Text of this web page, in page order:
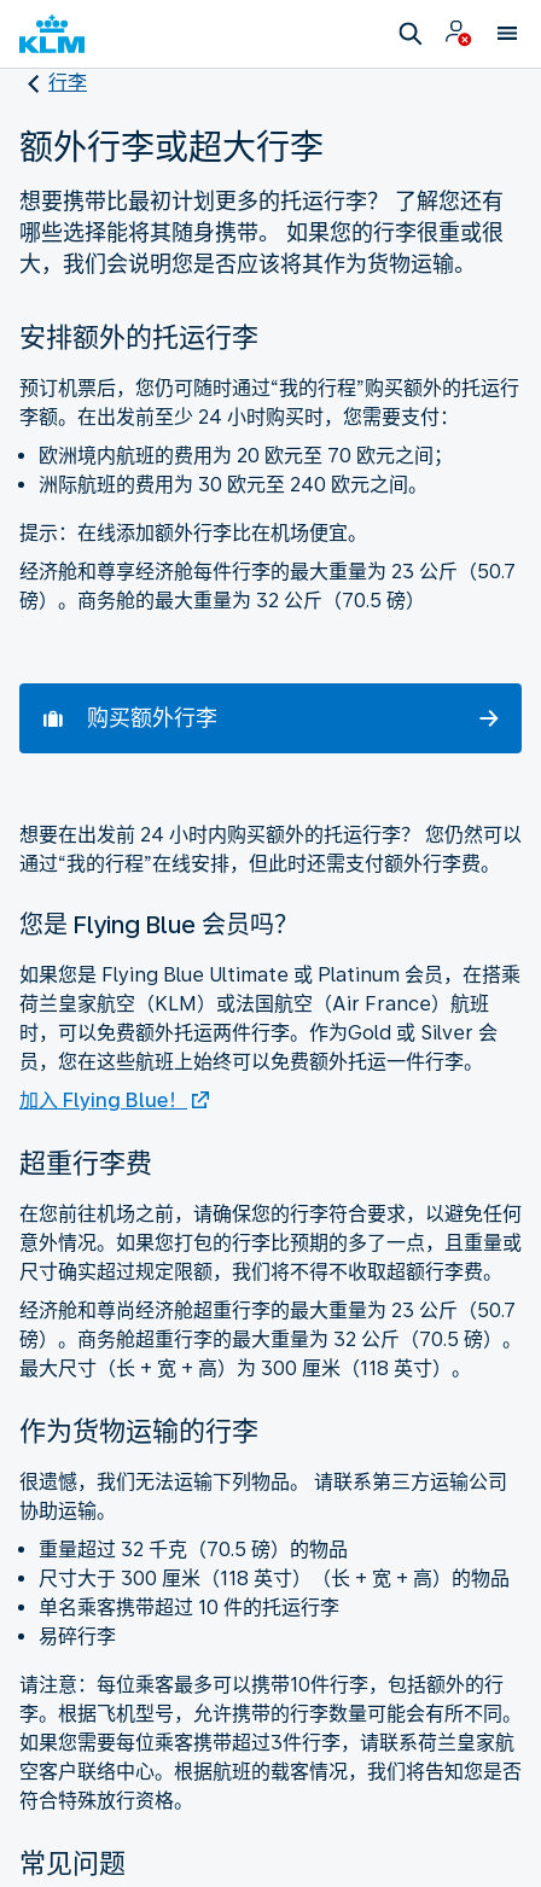
行李
额外行李或超大行李
想要携带比最初计划更多的托运行李？ 了解您还有
哪些选择能将其随身携带。 如果您的行李很重或很
大，我们会说明您是否应该将其作为货物运输。
安排额外的托运行李
预订机票后，您仍可随时通过“我的行程”购买额外的托运行
李额。在出发前至少 24 小时购买时，您需要支付：
欧洲境内航班的费用为 20 欧元至 70 欧元之间；
洲际航班的费用为 30 欧元至 240 欧元之间。
提示：在线添加额外行李比在机场便宜。
经济舱和尊享经济舱每件行李的最大重量为 23 公斤（50.7
磅）。商务舱的最大重量为 32 公斤（70.5 磅）
购买额外行李
想要在出发前 24 小时内购买额外的托运行李？ 您仍然可以
通过“我的行程”在线安排，但此时还需支付额外行李费。
您是 Flying Blue 会员吗？
如果您是 Flying Blue Ultimate 或 Platinum 会员，在搭乘
荷兰皇家航空（KLM）或法国航空（Air France）航班
时，可以免费额外托运两件行李。作为Gold 或 Silver 会
员，您在这些航班上始终可以免费额外托运一件行李。
加入 Flying Blue！
超重行李费
在您前往机场之前，请确保您的行李符合要求，以避免任何
意外情况。如果您打包的行李比预期的多了一点，且重量或
尺寸确实超过规定限额，我们将不得不收取超额行李费。
经济舱和尊尚经济舱超重行李的最大重量为 23 公斤（50.7
磅）。商务舱超重行李的最大重量为 32 公斤（70.5 磅）。
最大尺寸（长 + 宽 + 高）为 300 厘米（118 英寸）。
作为货物运输的行李
很遗憾，我们无法运输下列物品。 请联系第三方运输公司
协助运输。
重量超过 32 千克（70.5 磅）的物品
尺寸大于 300 厘米（118 英寸）（长 + 宽 + 高）的物品
单名乘客携带超过 10 件的托运行李
易碎行李
请注意：每位乘客最多可以携带10件行李，包括额外的行
李。根据飞机型号，允许携带的行李数量可能会有所不同。
如果您需要每位乘客携带超过3件行李，请联系荷兰皇家航
空客户联络中心。根据航班的载客情况，我们将告知您是否
符合特殊放行资格。
常见问题